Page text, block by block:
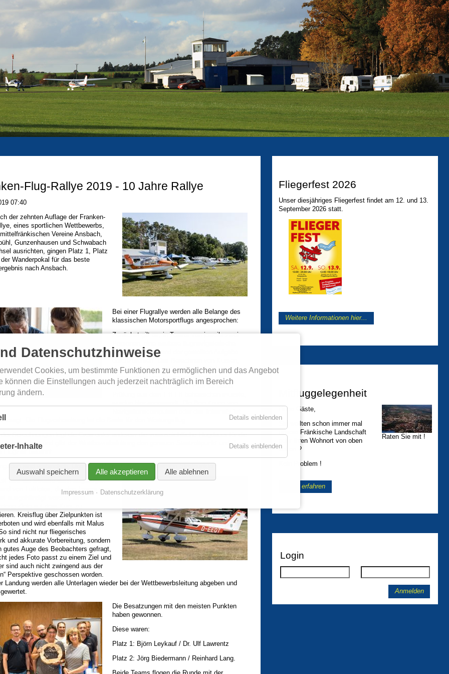
Flug-Rallye 2019 - 10 Jahre Rallye
07:40
der zehnten Auflage der Franken-
eines sportlichen Wettbewerbs,
Vereine Ansbach,
Gunzenhausen und Schwabach
ausrichten, gingen Platz 1, Platz
Wanderpokal für das beste
nach Ansbach.
Bei einer Flugrallye werden alle Belange des
klassischen Motorsportflugs angesprochen:
Zunächst gilt es, in Teams von jeweils zwei
Vorbereitung anhand der gestellten Aufgabe
der Windeinfluss und auch das richtige
Einbeziehen von Radionavigationshilfen –
sprich all die Dinge, die ein Pilot für seine
Die Flugvorbereitung ist die Basis für den Wertungsflug.
Berechnungen legt die Crew unter anderem die voraussichtliche Flugdauer für die
Aufgabe fest und gibt der Wettbewerbsleitung den genauen Startzeitpunkt und die
sind verbindlich, Über- und Unterschreitungen bringen Strafpunkte.
wird die Strecke dann abgeflogen
von Luftfotos, die den Teams vor
ausgehändigt werden, sind
Kreisflug über Zielpunkten ist
und wird ebenfalls mit Malus
sind nicht nur fliegerisches
und akkurate Vorbereitung, sondern
gutes Auge des Beobachters gefragt,
jedes Foto passt zu einem Ziel und
sind auch nicht zwingend aus der
Perspektive geschossen worden.
Landung werden alle Unterlagen wieder bei der Wettbewerbsleitung abgeben und
Die Besatzungen mit den meisten Punkten
haben gewonnen.
Diese waren:
Platz 1: Björn Leykauf / Dr. Ulf Lawrentz
Platz 2: Jörg Biedermann / Reinhard Lang.
Fliegerfest 2026
Unser diesjähriges Fliegerfest findet am 12. und 13.
September 2026 statt.
Weitere Informationen hier...
Mitfluggelegenheit
Raten Sie mit !
Liebe Gäste,
Sie wollten schon immer mal
unsere Fränkische Landschaft
oder Ihren Wohnort von oben
sehen ?
Kein Problem !
Mehr erfahren
Login
Anmelden
Datenschutzhinweise
Cookies, um bestimmte Funktionen zu ermöglichen und das Angebot
können die Einstellungen auch jederzeit nachträglich im Bereich
ändern.
Details einblenden
Inhalte Details einblenden
Auswahl speichern Alle akzeptieren Alle ablehnen
Impressum Datenschutzerklärung